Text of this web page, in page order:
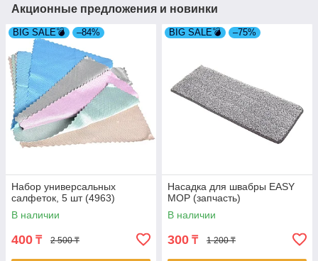
Акционные предложения и новинки
BIG SALE💣 –84%
Набор универсальных
салфеток, 5 шт (4963)
В наличии
400 ₸ 2 500 ₸
BIG SALE💣 –75%
Насадка для швабры EASY
MOP (запчасть)
В наличии
300 ₸ 1 200 ₸